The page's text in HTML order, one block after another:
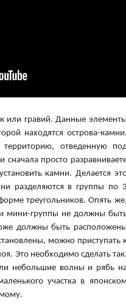
или гравий. Данные
находятся острова-
отведенную
сначала просто
камни. Делается
разделяются в группы по
треугольников. Опять
мини-группы не должны
должны быть
можно приступать
Это необходимо сделать
небольшие волны и рябь
участка в